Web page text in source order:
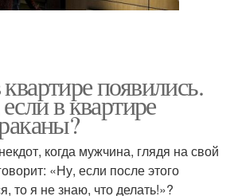
появились.
в квартире
когда мужчина, глядя на свой
«Ну, если после этого
то я не знаю, что делать!»?